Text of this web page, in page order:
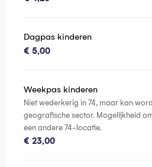
Dagpas kinderen
€ 5,00
Weekpas kinderen
Niet wederkerig in 74, maar kan
geografische sector. Mogelijkheid
een andere 74-locatie.
€ 23,00